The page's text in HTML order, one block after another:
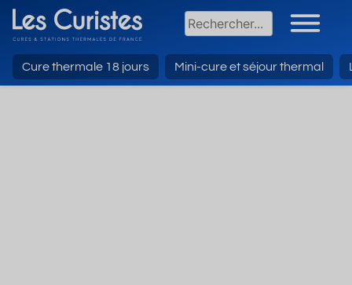
Cure thermale 18 jours Mini-cure et séjour thermal